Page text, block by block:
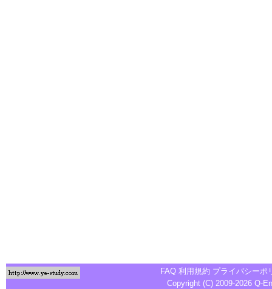
FAQ 利用規約 プライバシーポ
Copyright (C) 2009-2026 Q-